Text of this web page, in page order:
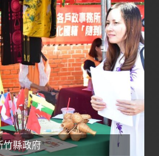
竹縣政府